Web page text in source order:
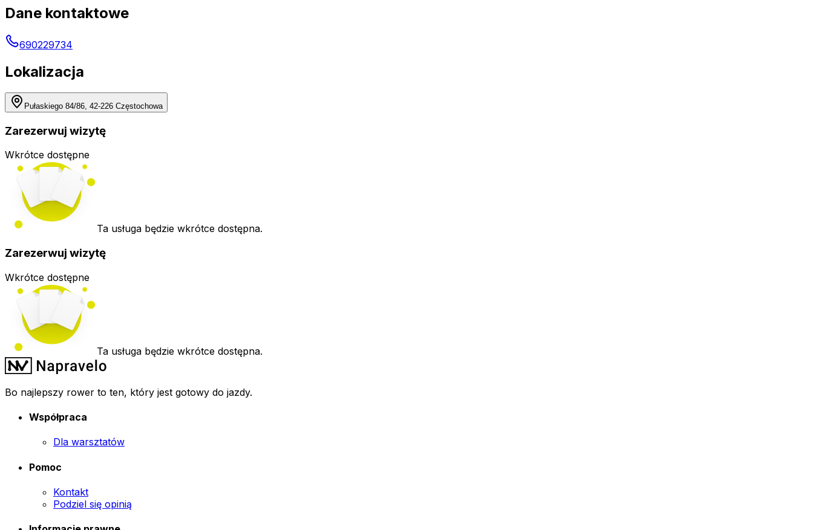
Dane kontaktowe
690229734
Lokalizacja
Pułaskiego 84/86, 42-226 Częstochowa
Zarezerwuj wizytę
Wkrótce dostępne
Ta usługa będzie wkrótce dostępna.
Zarezerwuj wizytę
Wkrótce dostępne
Ta usługa będzie wkrótce dostępna.
Bo najlepszy rower to ten, który jest gotowy do jazdy.
Współpraca
Dla warsztatów
Pomoc
Kontakt
Podziel się opinią